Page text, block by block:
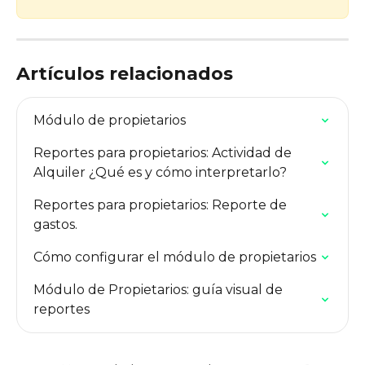
Artículos relacionados
Módulo de propietarios
Reportes para propietarios: Actividad de
Alquiler ¿Qué es y cómo interpretarlo?
Reportes para propietarios: Reporte de
gastos.
Cómo configurar el módulo de propietarios
Módulo de Propietarios: guía visual de
reportes